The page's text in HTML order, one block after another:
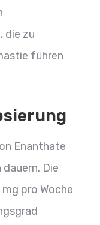
die zu
führen
Enanthate
Die
pro Woche